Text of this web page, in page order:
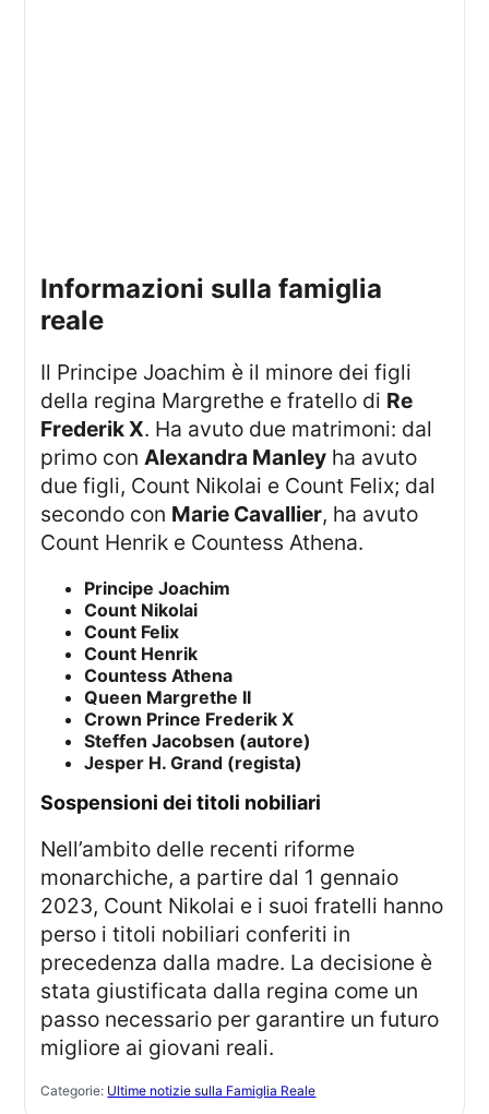
informazioni sulla famiglia
reale
Il Principe Joachim è il minore dei figli
della regina Margrethe e fratello di Re
Frederik X. Ha avuto due matrimoni: dal
primo conAlexandra Manley ha avuto
due figli, Count Nikolai e Count Felix; dal
secondo con Marie Cavallier, ha avuto
Count Henrik e Countess Athena.
Principe Joachim
Count Nikolai
Count Felix
Count Henrik
Countess Athena
Queen Margrethe II
Crown Prince Frederik X
Steffen Jacobsen (autore)
Jesper H. Grand (regista)
sospensioni dei titoli nobiliari
Nell’ambito delle recenti riforme
monarchiche, a partire dal 1 gennaio
2023, Count Nikolai e i suoi fratelli hanno
perso i titoli nobiliari conferiti in
precedenza dalla madre. La decisione è
stata giustificata dalla regina come un
passo necessario per garantire un futuro
migliore ai giovani reali.
Categorie: Ultime notizie sulla Famiglia Reale